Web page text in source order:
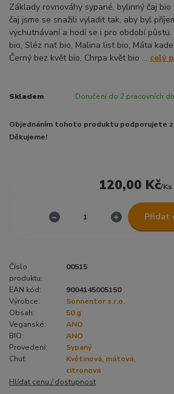
Základy rovnováhy sypané, bylinný čaj
čaj jsme se snažili vyladit tak, aby byl
vychutnávaní a hodí se i pro období
bio, Sléz nať bio, Malina list bio, Máta
Černý bez květ bio, Chrpa květ bio ... celý
Skladem Doručení do 2 pracovních
Objednáním tohoto produktu podporujete
Děkujeme!
120,00 Kč/Ks
Přidat
Číslo
produktu:
00515
EAN kód:
9004145005150
Výrobce:
Sonnentor s.r.o.
Obsah:
50 g
Veganské:
ANO
BIO:
ANO
Provedení:
Sypaný
Chuť:
Květinová, mátová,
citronová
Hlídat cenu / dostupnost